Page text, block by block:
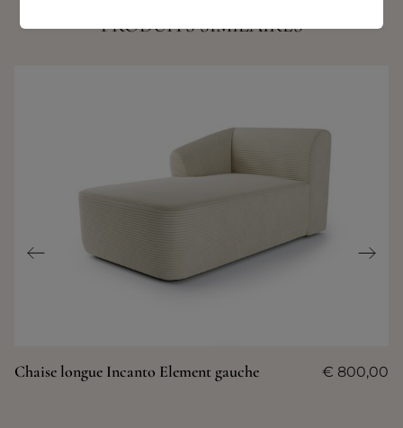
PRODUITS SIMILAIRES
Chaise longue Incanto Element gauche € 800,00